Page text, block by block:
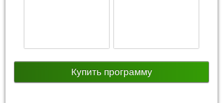
Купить программу